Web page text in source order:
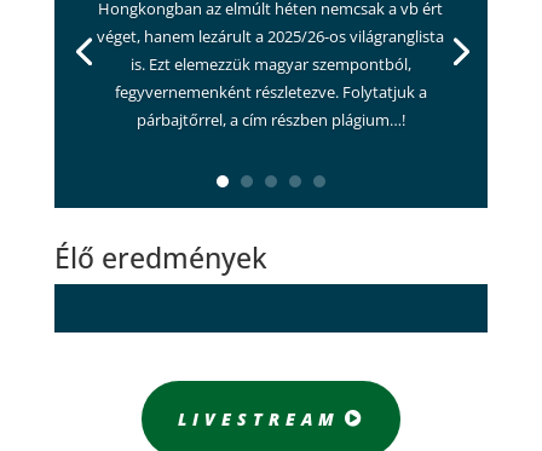
Hongkongban az elmúlt héten nemcsak a vb ért
véget, hanem lezárult a 2025/26-os világranglista
is. Ezt elemezzük magyar szempontból,
fegyvernemenként részletezve. Folytatjuk a
párbajtőrrel, a cím részben plágium…!
Élő eredmények
LIVESTREAM